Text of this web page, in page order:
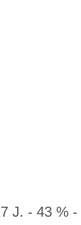
J. - 43 % -